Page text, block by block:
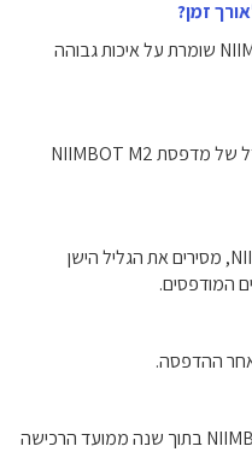
זמן?
כן, ההדפסה התרמית על מדבקות NIIMBOT שומרת על איכות גבוהה
מומלץ להשתמש בהגדרות ברירת המחדל של מדפסת NIIMBOT M2
פותחים את מכסה המדפסת NIIMBOT M2, מסירים את הגליל הישן
המודפסים.
ההדפסה.
לא, אך מומלץ להשתמש במדבקות NIIMBOT בתוך שנה ממועד הרכישה